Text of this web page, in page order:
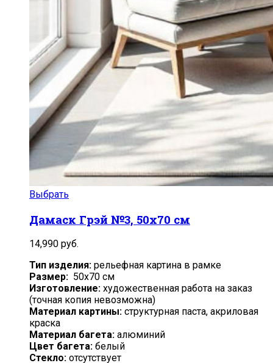
Выбрать
Дамаск Грэй №3, 50х70 см
14,990 руб.
Тип изделия: рельефная картина в рамке
Размер: 50х70 см
Изготовление: художественная работа на заказ
(точная копия невозможна)
Материал картины: структурная паста, акриловая
краска
Материал багета: алюминий
Цвет багета: белый
Стекло: отсутствует